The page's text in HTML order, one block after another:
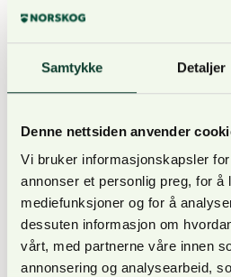
Samtykke Detaljer
Denne nettsiden anvender
Vi bruker informasjonskapsler
annonser et personlig preg, for å
mediefunksjoner og for å
dessuten informasjon om
vårt, med partnerne våre innen
annonsering og analysearbeid,
mulig oppdatert. Årsmøtet
enn vanlig, dette for å
smitte kan påvirke
Årsmøtet starter kl. 14.00,
at klokkeslettet kan endres
bli faglige foredrag etter
avslutter med en bedre
allerede nå ved å ringe vårt